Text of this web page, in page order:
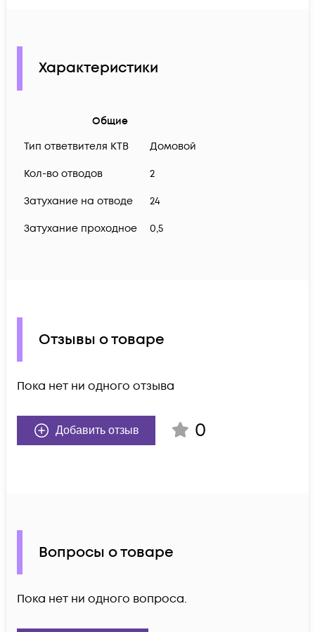
Характеристики
Общие
Тип ответвителя КТВ
Домовой
Кол-во отводов 2
Затухание на отводе 24
Затухание проходное 0,5
Отзывы о товаре
Пока нет ни одного отзыва
Добавить отзыв 0
Вопросы о товаре
Пока нет ни одного вопроса.